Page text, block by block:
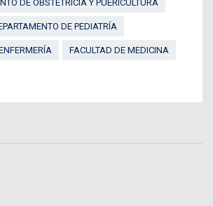
DE OBSTETRICIA Y PUERICULTURA
DE PEDIATRÍA
FACULTAD DE MEDICINA